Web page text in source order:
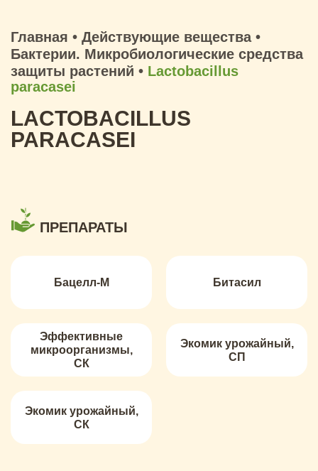
Главная • Действующие вещества•
Бактерии. Микробиологические средства
защиты растений • Lactobacillus
paracasei
LACTOBACILLUS
PARACASEI
ПРЕПАРАТЫ
Бацелл-М Битасил
Эффективные
микроорганизмы,
СК
Экомик урожайный,
СП
Экомик урожайный,
СК